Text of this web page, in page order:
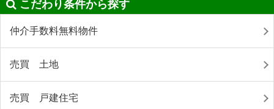
こだわり条件から探す
仲介手数料無料物件
売買 土地
売買 戸建住宅